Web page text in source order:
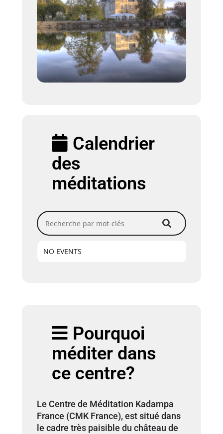
Calendrier
des
méditations
Recherche par mot-clés
NO EVENTS
Pourquoi
méditer dans
ce centre?
Le Centre de Méditation Kadampa
France (CMK France), est situé dans
le cadre très paisible du château de